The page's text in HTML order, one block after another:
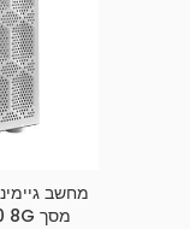
מסך RTX 5060 8G כונן 1TB לוח ASUS